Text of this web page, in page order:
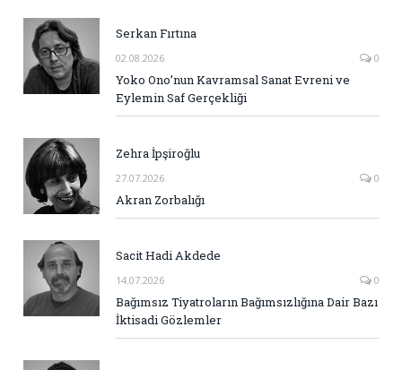
Serkan Fırtına
02.08.2026 0
Yoko Ono’nun Kavramsal Sanat Evreni ve
Eylemin Saf Gerçekliği
Zehra İpşiroğlu
27.07.2026 0
Akran Zorbalığı
Sacit Hadi Akdede
14.07.2026 0
Bağımsız Tiyatroların Bağımsızlığına Dair Bazı
İktisadi Gözlemler